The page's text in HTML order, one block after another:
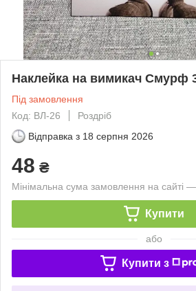
Наклейка на вимикач Смурф
Під замовлення
Код: ВЛ-26
Роздріб
Відправка з 18 серпня 2026
48 ₴
Мінімальна сума замовлення на сайті
Купити
або
Купити з